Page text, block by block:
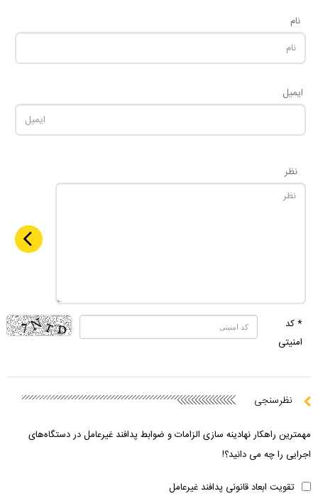
نام
ایمیل
نظر
* کد
امنیتی
نظرسنجی
مهمترین راهکار نهادینه سازی الزامات و ضوابط پدافند غیرعامل در دستگاه‌های
اجرایی را چه می دانید؟!
تقویت ابعاد قانونی پدافند غیرعامل